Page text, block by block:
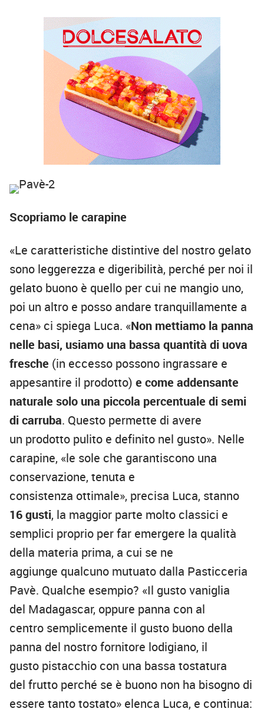
Scopriamo le carapine
«Le caratteristiche distintive del nostro gelato
sono leggerezza e digeribilità, perché per noi il
gelato buono è quello per cui ne mangio uno,
poi un altro e posso andare tranquillamente a
cena» ci spiega Luca. «Non mettiamo la panna
nelle basi, usiamo una bassa quantità di uova
fresche (in eccesso possono ingrassare e
appesantire il prodotto) e come addensante
naturale solo una piccola percentuale di semi
di carruba. Questo permette di avere
un prodotto pulito e definito nel gusto». Nelle
carapine, «le sole che garantiscono una
conservazione, tenuta e
consistenza ottimale», precisa Luca, stanno
16 gusti, la maggior parte molto classici e
semplici proprio per far emergere la qualità
della materia prima, a cui se ne
aggiunge qualcuno mutuato dalla Pasticceria
Pavè. Qualche esempio? «Il gusto vaniglia
del Madagascar, oppure panna con al
centro semplicemente il gusto buono della
panna del nostro fornitore lodigiano, il
gusto pistacchio con una bassa tostatura
del frutto perché se è buono non ha bisogno di
essere tanto tostato» elenca Luca, e continua: